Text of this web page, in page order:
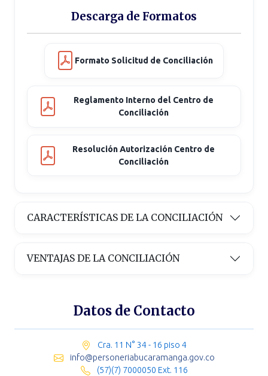
Descarga de Formatos
Formato Solicitud de Conciliación
Reglamento Interno del Centro de
Conciliación
Resolución Autorización Centro de
Conciliación
CARACTERÍSTICAS DE LA CONCILIACIÓN
VENTAJAS DE LA CONCILIACIÓN
Datos de Contacto
Cra. 11 N° 34 - 16 piso 4
info@personeriabucaramanga.gov.co
(57)(7) 7000050 Ext. 116